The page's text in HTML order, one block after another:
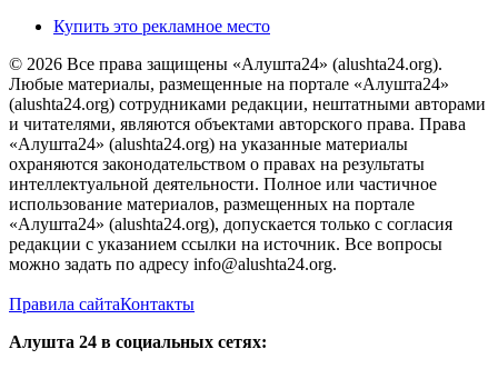
Купить это рекламное место
© 2026 Все права защищены «Алушта24» (alushta24.org).
Любые материалы, размещенные на портале «Алушта24»
(alushta24.org) сотрудниками редакции, нештатными авторами
и читателями, являются объектами авторского права. Права
«Алушта24» (alushta24.org) на указанные материалы
охраняются законодательством о правах на результаты
интеллектуальной деятельности. Полное или частичное
использование материалов, размещенных на портале
«Алушта24» (alushta24.org), допускается только с согласия
редакции с указанием ссылки на источник. Все вопросы
можно задать по адресу info@alushta24.org.
Правила сайтаКонтакты
Алушта 24 в социальных сетях: